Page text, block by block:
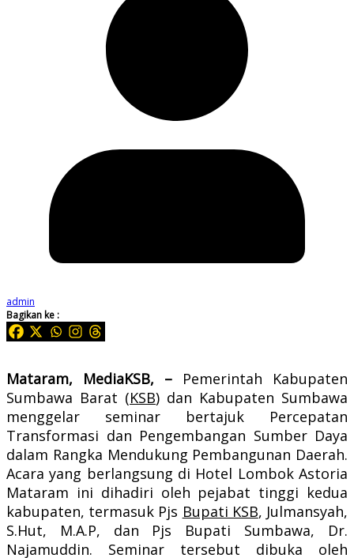
admin
Bagikan ke :
Mataram, MediaKSB, – Pemerintah Kabupaten
Sumbawa Barat (KSB) dan Kabupaten Sumbawa
menggelar seminar bertajuk Percepatan
Transformasi dan Pengembangan Sumber Daya
dalam Rangka Mendukung Pembangunan Daerah.
Acara yang berlangsung di Hotel Lombok Astoria
Mataram ini dihadiri oleh pejabat tinggi kedua
kabupaten, termasuk Pjs Bupati KSB, Julmansyah,
S.Hut, M.A.P, dan Pjs Bupati Sumbawa, Dr.
Najamuddin. Seminar tersebut dibuka oleh